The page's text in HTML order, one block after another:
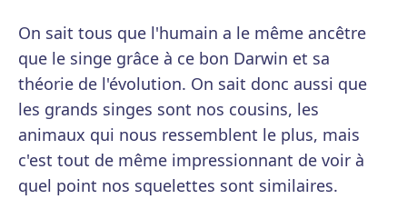
On sait tous que l'humain a le même ancêtre
que le singe grâce à ce bon Darwin et sa
théorie de l'évolution. On sait donc aussi que
les grands singes sont nos cousins, les
animaux qui nous ressemblent le plus, mais
c'est tout de même impressionnant de voir à
quel point nos squelettes sont similaires.